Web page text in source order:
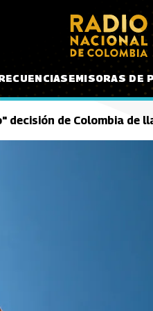
EMISORAS DE
decisión de Colombia de